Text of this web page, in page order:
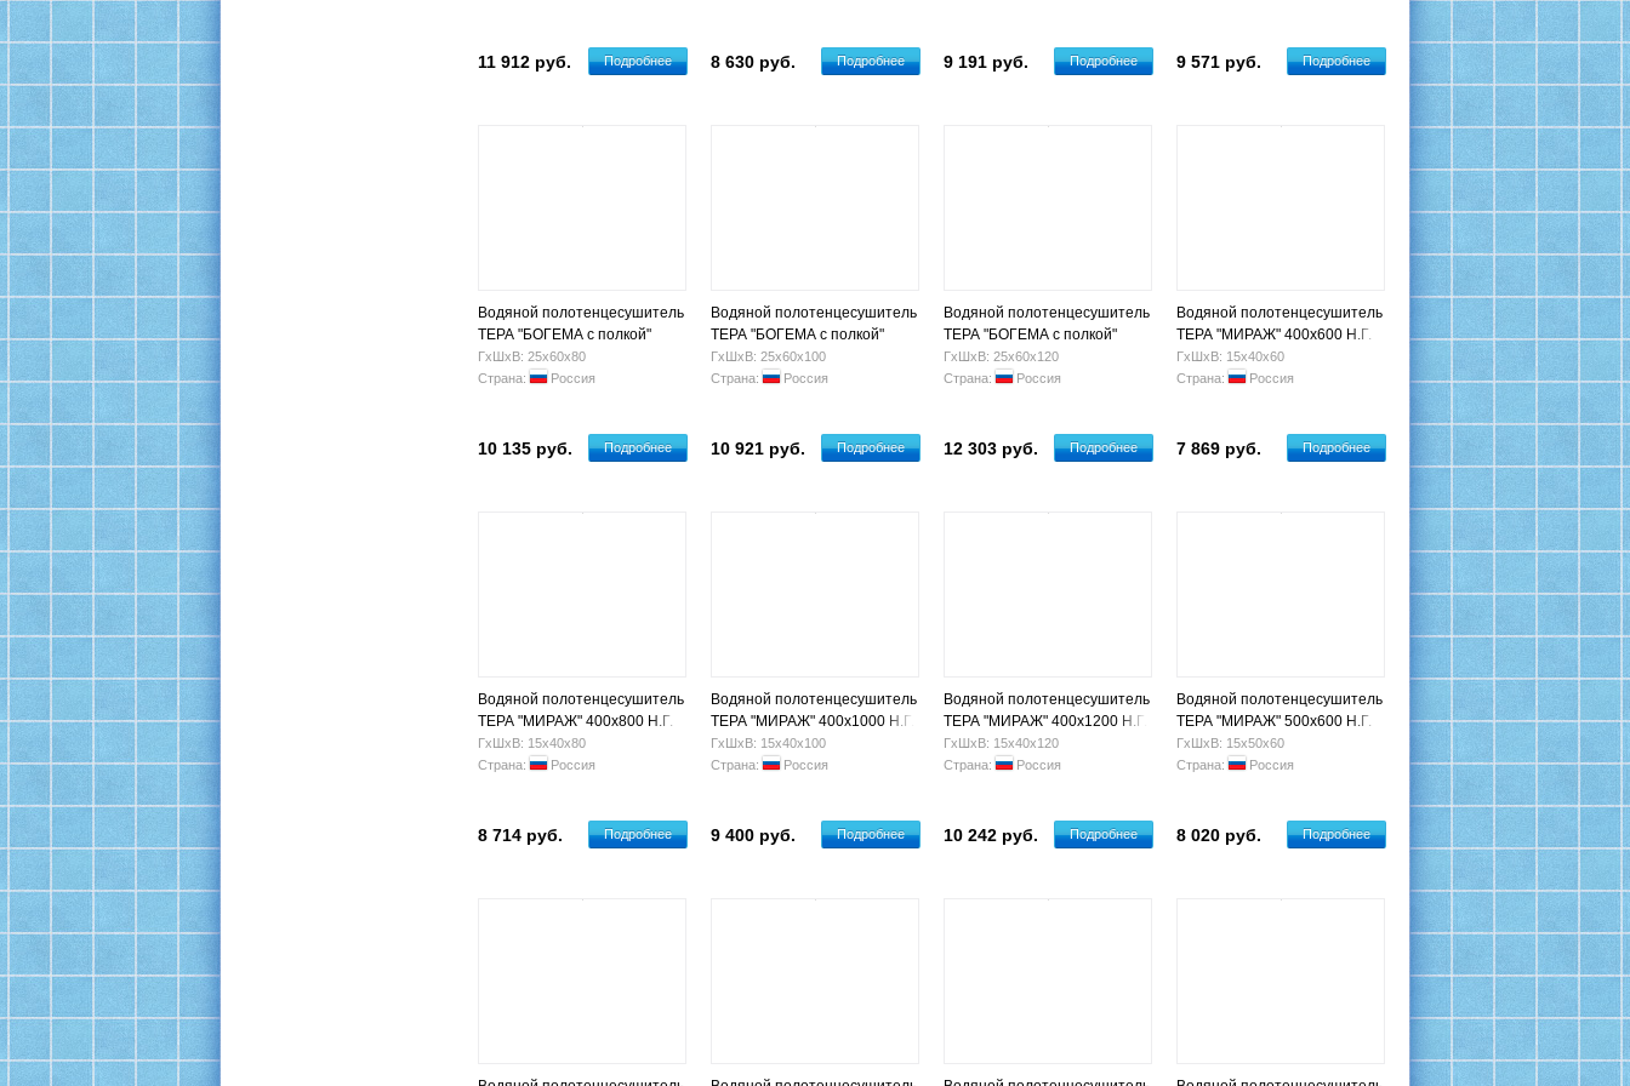
11 912 руб. Подробнее 8 630 руб. Подробнее 9 191 руб. Подробнее 9 571 руб. Подробнее
Водяной полотенцесушитель
ТЕРА "БОГЕМА с полкой"
600х800 Н.Г. 3/4" (3+4+4 п)
ГхШхВ: 25х60х80
Страна:
Россия
10 135 руб. Подробнее
Водяной полотенцесушитель
ТЕРА "БОГЕМА с полкой"
600х1000 Н.Г. 3/4" (3+3+3+4
п)
ГхШхВ: 25х60х100
Страна:
Россия
10 921 руб. Подробнее
Водяной полотенцесушитель
ТЕРА "БОГЕМА с полкой"
600х1200 Н.Г. 3/4" (5+7+6 п)
ГхШхВ: 25х60х120
Страна:
Россия
12 303 руб. Подробнее
Водяной полотенцесушитель
ТЕРА "МИРАЖ" 400х600 Н.Г.
3/4" (5 п)
ГхШхВ: 15х40х60
Страна:
Россия
7 869 руб. Подробнее
Водяной полотенцесушитель
ТЕРА "МИРАЖ" 400х800 Н.Г.
3/4" (8 п)
ГхШхВ: 15х40х80
Страна:
Россия
8 714 руб. Подробнее
Водяной полотенцесушитель
ТЕРА "МИРАЖ" 400х1000 Н.Г.
3/4" (11 п)
ГхШхВ: 15х40х100
Страна:
Россия
9 400 руб. Подробнее
Водяной полотенцесушитель
ТЕРА "МИРАЖ" 400х1200 Н.Г.
3/4" (14 п)
ГхШхВ: 15х40х120
Страна:
Россия
10 242 руб. Подробнее
Водяной полотенцесушитель
ТЕРА "МИРАЖ" 500х600 Н.Г.
3/4" (5 п)
ГхШхВ: 15х50х60
Страна:
Россия
8 020 руб. Подробнее